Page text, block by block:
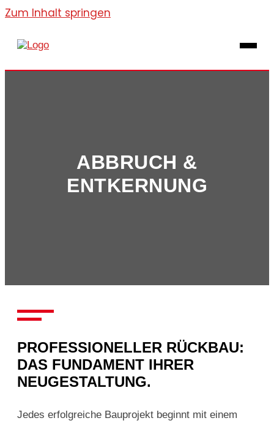
Zum Inhalt springen
ABBRUCH &
ENTKERNUNG
PROFESSIONELLER RÜCKBAU:
DAS FUNDAMENT IHRER
NEUGESTALTUNG.
Jedes erfolgreiche Bauprojekt beginnt mit einem